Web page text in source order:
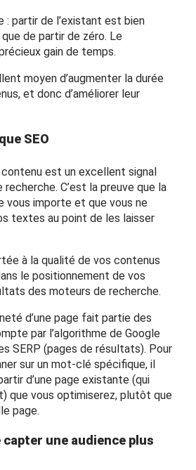
: partir de l’existant est bien
de partir de zéro. Le
gain de temps.
moyen d’augmenter la durée
et donc d’améliorer leur
SEO
contenu est un excellent signal
C’est la preuve que la
vous importe et que vous ne
textes au point de les laisser
à la qualité de vos contenus
le positionnement de vos
des moteurs de recherche.
d’une page fait partie des
par l’algorithme de Google
SERP (pages de résultats). Pour
sur un mot-clé spécifique, il
d’une page existante (qui
que vous optimiserez, plutôt que
page.
capter une audience plus